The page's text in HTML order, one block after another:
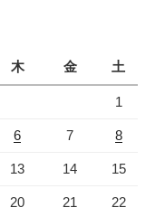
木 金 土
1
6 7 8
13 14 15
20 21 22